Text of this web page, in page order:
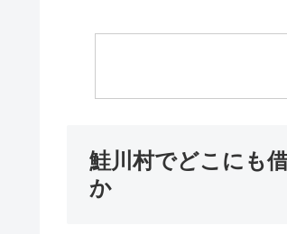
鮭川村でどこにも
か